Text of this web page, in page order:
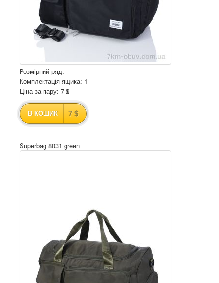
Розмірний ряд:
Комплектація ящика: 1
Ціна за пару: 7 $
В КОШИК 7 $
Superbag 8031 green